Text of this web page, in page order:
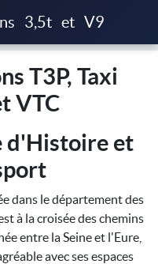
3,5t et V9
Taxi Parisien et VTC
T3P, Taxi
VTC
d'Histoire et
dans le département des
à la croisée des chemins
entre la Seine et l'Eure,
avec ses espaces